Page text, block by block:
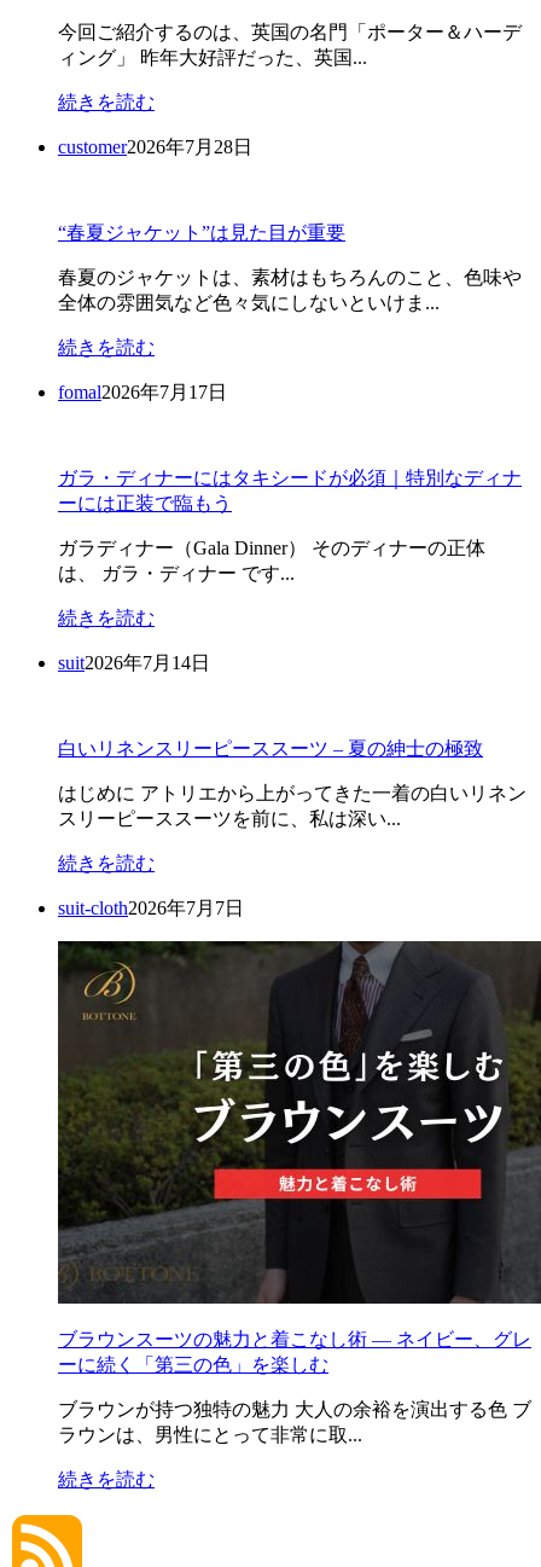
今回ご紹介するのは、英国の名門「ポーター＆ハーデ
ィング」 昨年大好評だった、英国...
続きを読む
customer2026年7月28日
“春夏ジャケット”は見た目が重要
春夏のジャケットは、素材はもちろんのこと、色味や
全体の雰囲気など色々気にしないといけま...
続きを読む
fomal2026年7月17日
ガラ・ディナーにはタキシードが必須｜特別なディナ
ーには正装で臨もう
ガラディナー（Gala Dinner） そのディナーの正体
は、 ガラ・ディナー です...
続きを読む
suit2026年7月14日
白いリネンスリーピーススーツ – 夏の紳士の極致
はじめに アトリエから上がってきた一着の白いリネン
スリーピーススーツを前に、私は深い...
続きを読む
suit-cloth2026年7月7日
ブラウンスーツの魅力と着こなし術 ― ネイビー、グレ
ーに続く「第三の色」を楽しむ
ブラウンが持つ独特の魅力 大人の余裕を演出する色 ブ
ラウンは、男性にとって非常に取...
続きを読む